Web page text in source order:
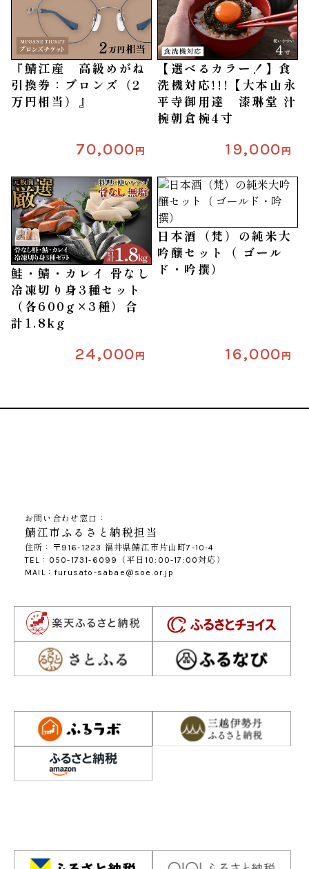
『鯖江産 高級めがね
引換券：ブロンズ（2
万円相当）』
70,000円
【選べるカラー！】食
洗機対応!!!【大本山永
平寺御用達 漆琳堂 汁
椀朝倉椀4寸
19,000円
鮭・鯖・カレイ 骨なし
冷凍切り身3種セット
（各600g×3種）合
計1.8kg
24,000円
日本酒（梵）の純米大
吟醸セット（ ゴール
ド・吟撰）
16,000円
お問い合わせ窓口：
鯖江市ふるさと納税担当
住所：〒916-1223 福井県鯖江市片山町7-10-4
TEL：050-1731-6099（平日10:00-17:00対応）
MAIL：furusato-sabae@soe.or.jp